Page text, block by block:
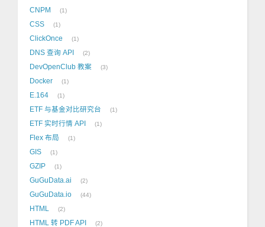
CNPM 1
CSS 1
ClickOnce 1
DNS 查询 API 2
DevOpenClub 教案 3
Docker 1
E.164 1
ETF 与基金对比研究台 1
ETF 实时行情 API 1
Flex 布局 1
GIS 1
GZIP 1
GuGuData.ai 2
GuGuData.io 44
HTML 2
HTML 转 PDF API 2